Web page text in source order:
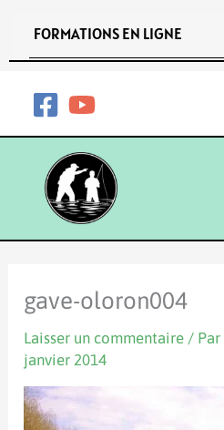
FORMATIONS EN LIGNE
gave-oloron004
Laisser un commentaire / Par
janvier 2014